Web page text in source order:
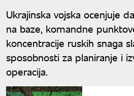
Ukrajinska vojska ocenjuje
na baze, komandne
koncentracije ruskih snaga
sposobnosti za planiranje i
operacija.